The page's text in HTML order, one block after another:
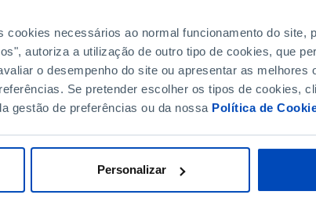
cookies necessários ao normal funcionamento do site,
autoriza a utilização de outro tipo de cookies, que
o desempenho do site ou apresentar as melhores
Se pretender escolher os tipos de cookies,
gestão de preferências ou da nossa Política de
Personalizar
DATA DE FIM